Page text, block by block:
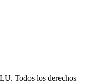
Todos los derechos